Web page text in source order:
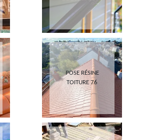
POSE RÉSINE
TOITURE 76